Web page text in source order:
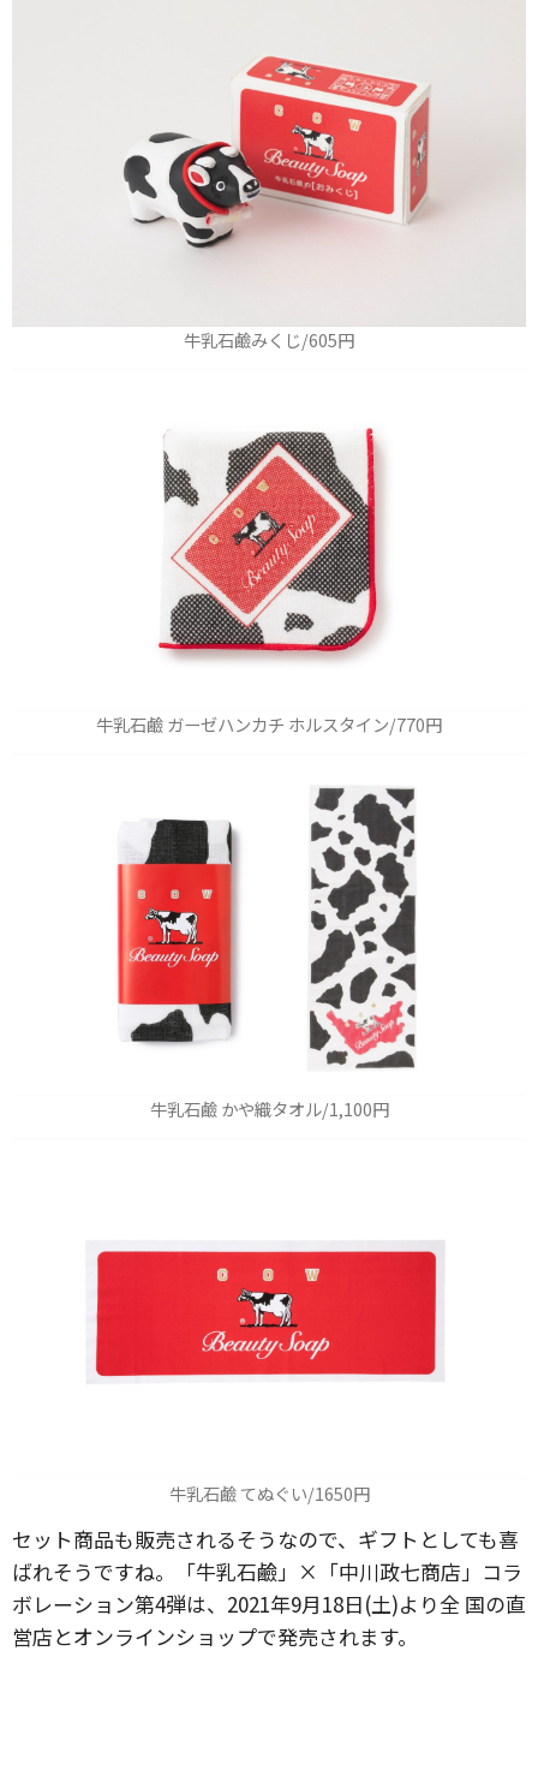
牛乳石鹼みくじ/605円
牛乳石鹼 ガーゼハンカチ ホルスタイン/770円
牛乳石鹼 かや織タオル/1,100円
牛乳石鹼 てぬぐい/1650円
セット商品も販売されるそうなので、ギフトとしても喜
ばれそうですね。「牛乳石鹼」×「中川政七商店」コラ
ボレーション第4弾は、2021年9月18日(土)より全 国の直
営店とオンラインショップで発売されます。